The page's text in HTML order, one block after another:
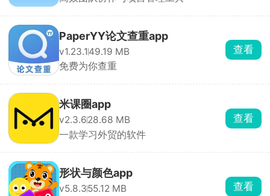
PaperYY论文查重app
v1.23.1 49.19 MB
免费为你查重
查看
米课圈app
v2.3.628.68 MB
一款学习外贸的软件
查看
形状与颜色app
v5.8.355.12 MB
查看